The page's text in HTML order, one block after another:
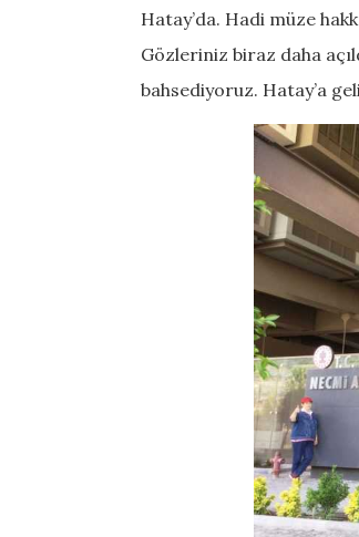
Hatay’da. Hadi müze
Gözleriniz biraz daha
bahsediyoruz. Hatay’a